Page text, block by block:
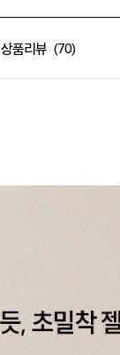
상품리뷰 70